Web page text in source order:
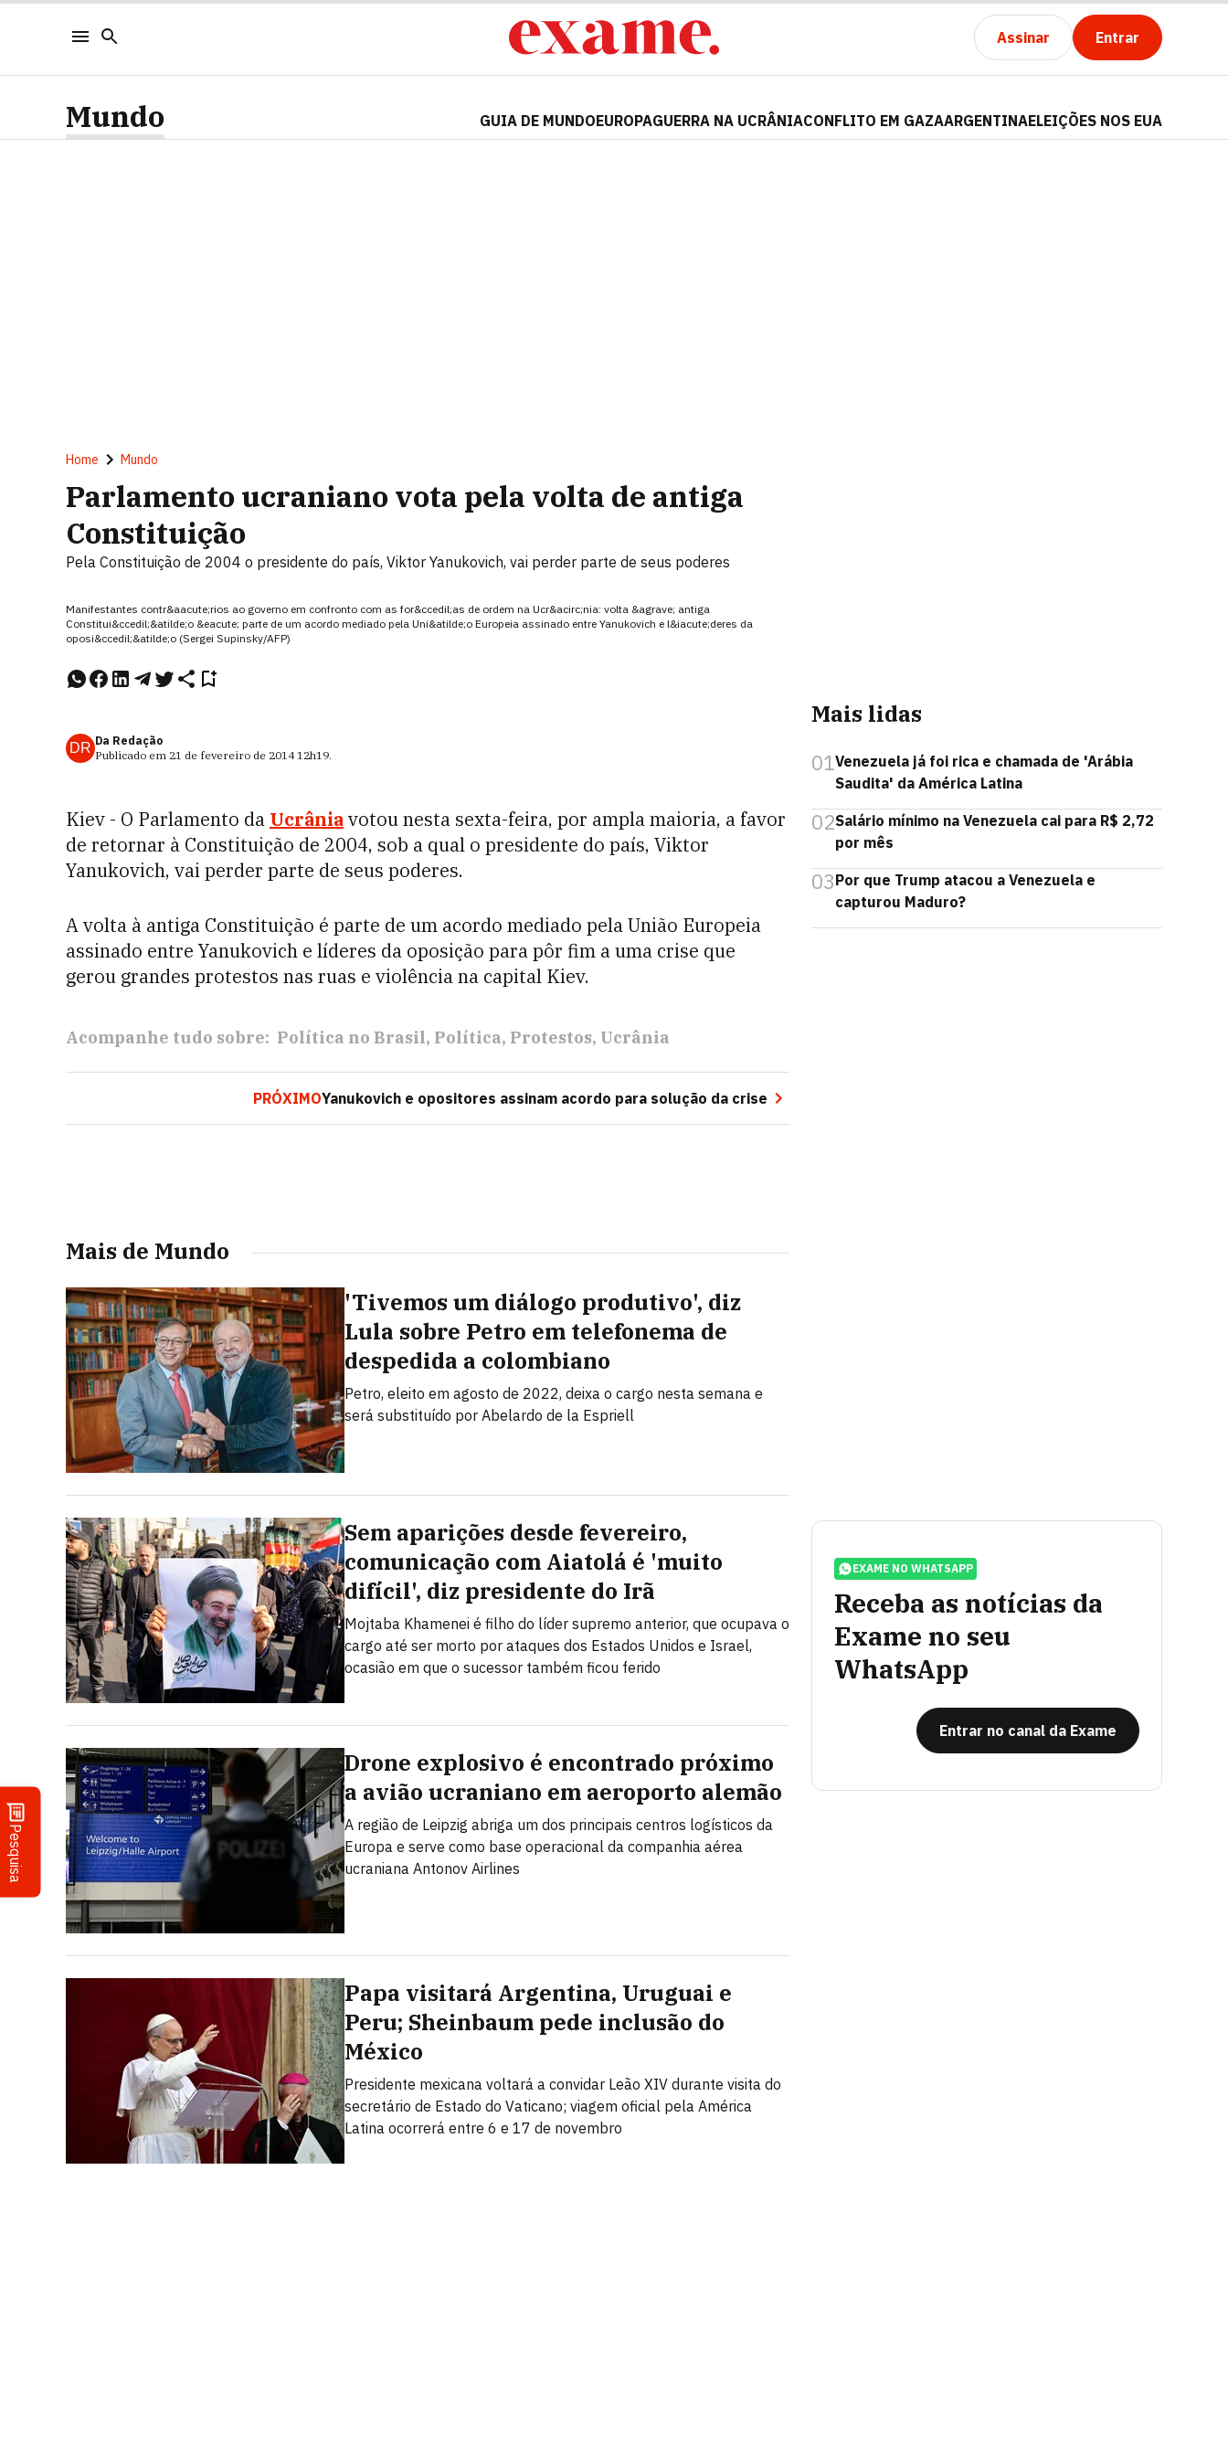
Assinar Entrar
Pesquisa
Mundo GUIA DE MUNDOEUROPAGUERRA NA UCRÂNIACONFLITO EM GAZAARGENTINAELEIÇÕES NOS EUA
Home Mundo
Parlamento ucraniano vota pela volta de antiga
Constituição
Pela Constituição de 2004 o presidente do país, Viktor Yanukovich, vai perder parte de seus poderes
Manifestantes contr&aacute;rios ao governo em confronto com as for&ccedil;as de ordem na Ucr&acirc;nia: volta &agrave; antiga
Constitui&ccedil;&atilde;o &eacute; parte de um acordo mediado pela Uni&atilde;o Europeia assinado entre Yanukovich e l&iacute;deres da
oposi&ccedil;&atilde;o (Sergei Supinsky/AFP)
DR Da Redação
Publicado em 21 de fevereiro de 2014 12h19.
Kiev - O Parlamento da Ucrâniavotou nesta sexta-feira, por ampla maioria, a favor
de retornar à Constituição de 2004, sob a qual o presidente do país, Viktor
Yanukovich, vai perder parte de seus poderes.
A volta à antiga Constituição é parte de um acordo mediado pela União Europeia
assinado entre Yanukovich e líderes da oposição para pôr fim a uma crise que
gerou grandes protestos nas ruas e violência na capital Kiev.
Acompanhe tudo sobre: Política no Brasil Política Protestos Ucrânia
PRÓXIMOYanukovich e opositores assinam acordo para solução da crise
Mais de Mundo
'Tivemos um diálogo produtivo', diz
Lula sobre Petro em telefonema de
despedida a colombiano
Petro, eleito em agosto de 2022, deixa o cargo nesta semana e
será substituído por Abelardo de la Espriell
Sem aparições desde fevereiro,
comunicação com Aiatolá é 'muito
difícil', diz presidente do Irã
Mojtaba Khamenei é filho do líder supremo anterior, que ocupava o
cargo até ser morto por ataques dos Estados Unidos e Israel,
ocasião em que o sucessor também ficou ferido
Drone explosivo é encontrado próximo
a avião ucraniano em aeroporto alemão
A região de Leipzig abriga um dos principais centros logísticos da
Europa e serve como base operacional da companhia aérea
ucraniana Antonov Airlines
Papa visitará Argentina, Uruguai e
Peru; Sheinbaum pede inclusão do
México
Presidente mexicana voltará a convidar Leão XIV durante visita do
secretário de Estado do Vaticano; viagem oficial pela América
Latina ocorrerá entre 6 e 17 de novembro
Mais lidas
01Venezuela já foi rica e chamada de 'Arábia
Saudita' da América Latina
02Salário mínimo na Venezuela cai para R$ 2,72
por mês
03Por que Trump atacou a Venezuela e
capturou Maduro?
EXAME NO WHATSAPP
Receba as notícias da
Exame no seu
WhatsApp
Entrar no canal da Exame